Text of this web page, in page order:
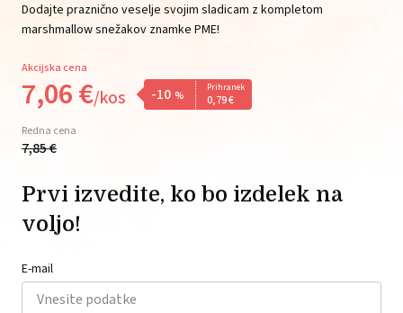
Dodajte praznično veselje svojim sladicam z kompletom
marshmallow snežakov znamke PME!
Akcijska cena
7,06€/kos -10 %
Prihranek
0,79€
Redna cena
7,85€
Prvi izvedite, ko bo izdelek na
voljo!
E-mail